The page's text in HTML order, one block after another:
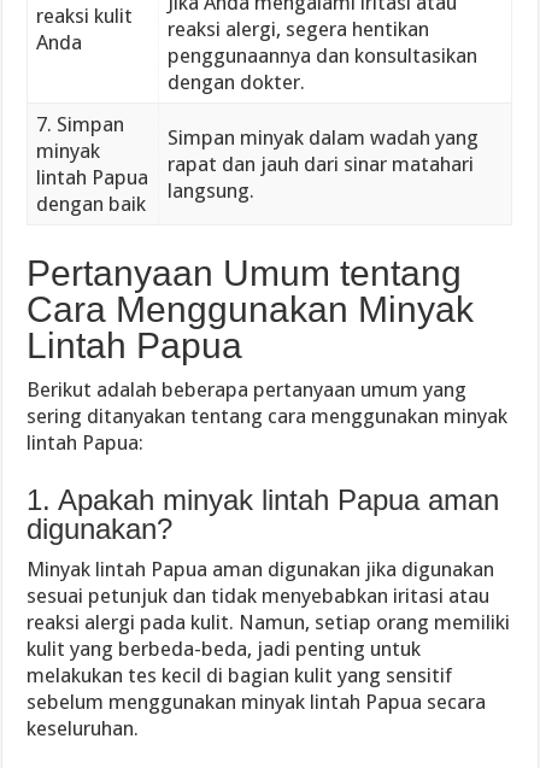
reaksi kulit
Anda
reaksi alergi, segera hentikan
penggunaannya dan konsultasikan
dengan dokter.
7. Simpan
minyak
lintah Papua
dengan baik
Simpan minyak dalam wadah yang
rapat dan jauh dari sinar matahari
langsung.
Pertanyaan Umum tentang
Cara Menggunakan Minyak
Lintah Papua
Berikut adalah beberapa pertanyaan umum yang
sering ditanyakan tentang cara menggunakan minyak
lintah Papua:
1. Apakah minyak lintah Papua aman
digunakan?
Minyak lintah Papua aman digunakan jika digunakan
sesuai petunjuk dan tidak menyebabkan iritasi atau
reaksi alergi pada kulit. Namun, setiap orang memiliki
kulit yang berbeda-beda, jadi penting untuk
melakukan tes kecil di bagian kulit yang sensitif
sebelum menggunakan minyak lintah Papua secara
keseluruhan.